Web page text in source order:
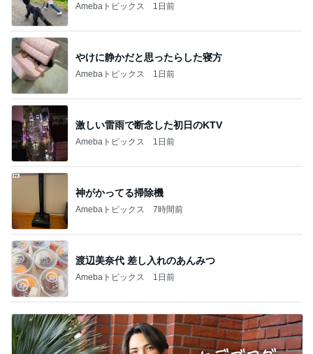
Amebaトピックス 1日前
やけに静かだと思ったらした寝方
Amebaトピックス 1日前
激しい雷雨で断念した初日のKTV
Amebaトピックス 1日前
神がかってる掃除機
Amebaトピックス 7時間前
渡辺美奈代 差し入れのあんみつ
Amebaトピックス 1日前